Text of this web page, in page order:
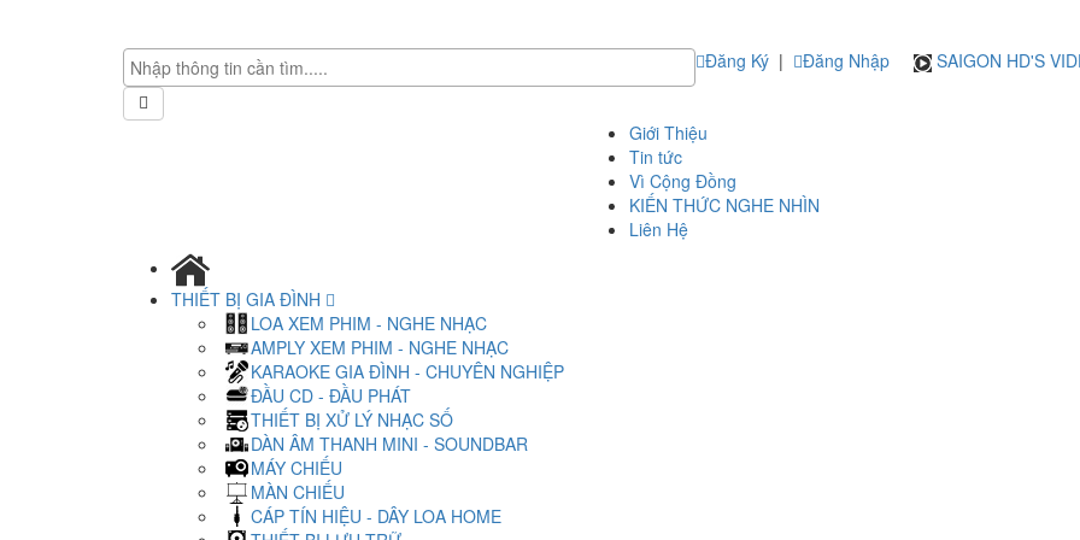
Đăng Ký | Đăng Nhập SAIGON HD'S
Giới Thiệu
Tin tức
Vì Cộng Đồng
KIẾN THỨC NGHE NHÌN
Liên Hệ
THIẾT BỊ GIA ĐÌNH
LOA XEM PHIM - NGHE NHẠC
AMPLY XEM PHIM - NGHE NHẠC
KARAOKE GIA ĐÌNH - CHUYÊN NGHIỆP
ĐẦU CD - ĐẦU PHÁT
THIẾT BỊ XỬ LÝ NHẠC SỐ
DÀN ÂM THANH MINI - SOUNDBAR
MÁY CHIẾU
MÀN CHIẾU
CÁP TÍN HIỆU - DÂY LOA HOME